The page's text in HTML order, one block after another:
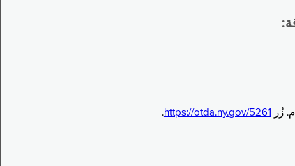
https://otda.ny.gov/5261
.